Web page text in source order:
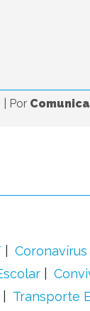
Por
Coronavírus
Transporte